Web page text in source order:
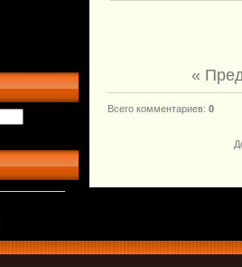
«
Всего комментариев: 0